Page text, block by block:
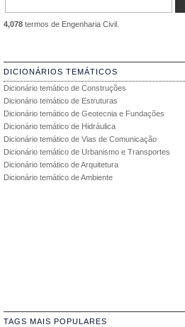
4,078termos de Engenharia Civil.
DICIONÁRIOS TEMÁTICOS
Dicionário temático de Construções
Dicionário temático de Estruturas
Dicionário temático de Geotecnia e Fundações
Dicionário temático de Hidráulica
Dicionário temático de Vias de Comunicação
Dicionário temático de Urbanismo e Transportes
Dicionário temático de Arquitetura
Dicionário temático de Ambiente
TAGS MAIS POPULARES